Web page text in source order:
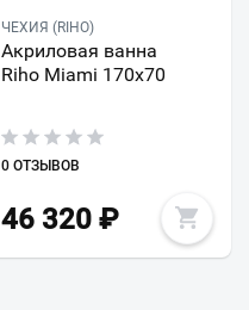
ЧЕХИЯ (RIHO)
Акриловая ванна
Riho Miami 170x70
0 ОТЗЫВОВ
46 320₽